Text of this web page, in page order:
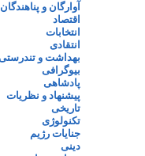
آوارگان و پناهندگان
اقتصاد
انتخابات
انتقادی
بهداشت و
بیوگرافی
پادشاهی
پیشنهاد و نظریات
تاریخی
تکنولوژی
جنایات رژیم
دینی